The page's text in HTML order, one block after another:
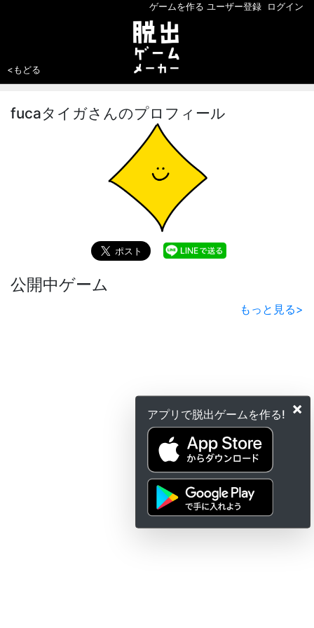
×
アプリで脱出ゲームを作る!
ゲームを作る ユーザー登録 ログイン
<もどる
fucaタイガさんのプロフィール
公開中ゲーム
もっと見る>